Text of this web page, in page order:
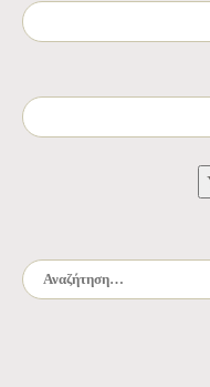
Αναζήτηση για: